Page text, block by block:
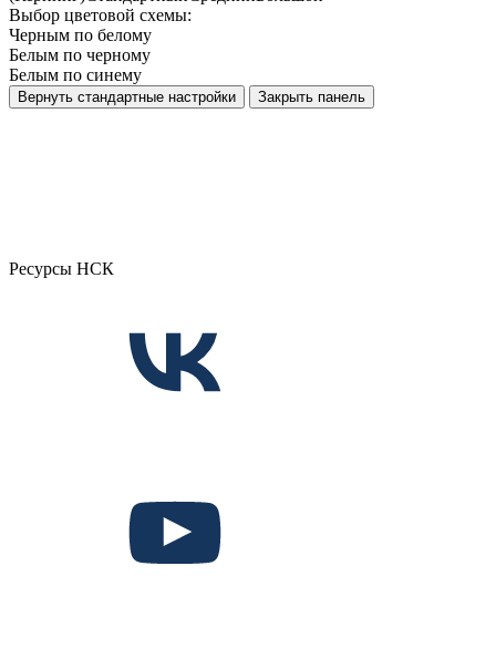
Выбор цветовой схемы:
Черным по белому
Белым по черному
Белым по синему
Вернуть стандартные настройки Закрыть панель
Ресурсы НСК